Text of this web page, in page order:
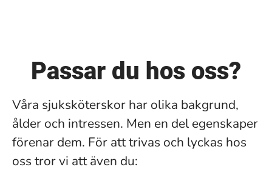
Passar du hos oss?
Våra sjuksköterskor har olika bakgrund,
ålder och intressen. Men en del egenskaper
förenar dem. För att trivas och lyckas hos
oss tror vi att även du: